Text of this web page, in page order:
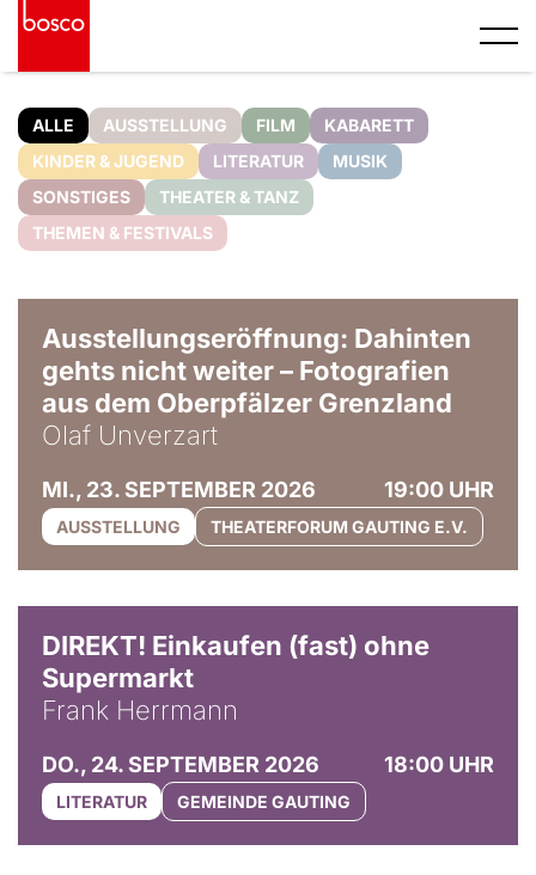
ALLE AUSSTELLUNG FILM
KABARETT
KINDER & JUGEND
LITERATUR
MUSIK
SONSTIGES
THEATER & TANZ
THEMEN & FESTIVALS
Ausstellungseröffnung: Dahinten
gehts nicht weiter – Fotografien
aus dem Oberpfälzer Grenzland
Olaf Unverzart
MI., 23. SEPTEMBER 2026 19:00 UHR
AUSSTELLUNG THEATERFORUM GAUTING E.V.
DIREKT! Einkaufen (fast) ohne
Supermarkt
Frank Herrmann
DO., 24. SEPTEMBER 2026 18:00 UHR
LITERATUR GEMEINDE GAUTING